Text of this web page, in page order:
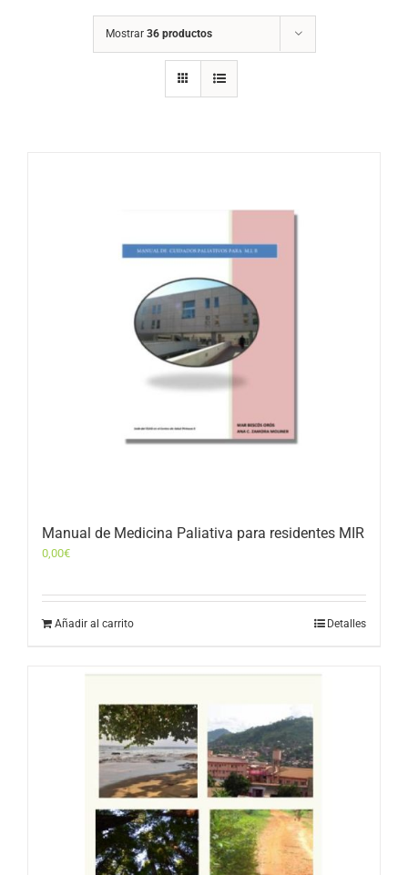
Mostrar 36 productos
Manual de Medicina Paliativa para residentes MIR
0,00€
Añadir al carrito Detalles